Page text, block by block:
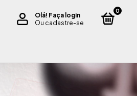
Olá! Faça login
Ou cadastre-se
0